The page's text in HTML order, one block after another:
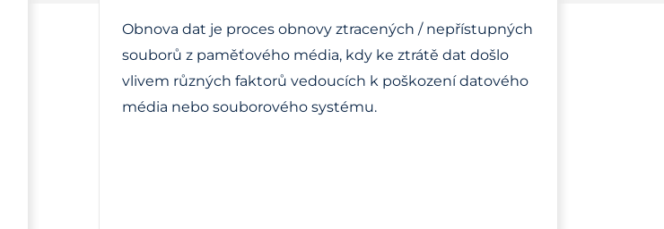
Obnova dat je proces obnovy ztracených / nepřístupných
souborů z paměťového média, kdy ke ztrátě dat došlo
vlivem různých faktorů vedoucích k poškození datového
média nebo souborového systému.